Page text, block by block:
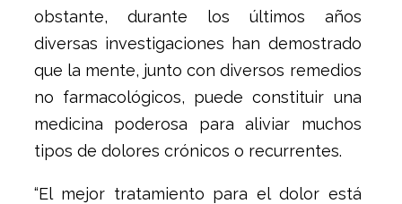
obstante, durante los últimos años
diversas investigaciones han demostrado
que la mente, junto con diversos remedios
no farmacológicos, puede constituir una
medicina poderosa para aliviar muchos
tipos de dolores crónicos o recurrentes.
“El mejor tratamiento para el dolor está